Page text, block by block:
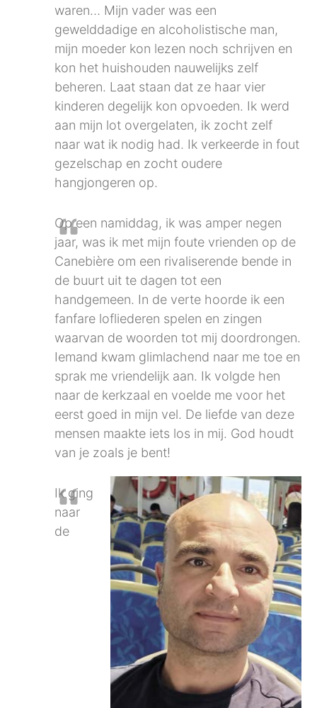
waren… Mijn vader was een
gewelddadige en alcoholistische man,
mijn moeder kon lezen noch schrijven en
kon het huishouden nauwelijks zelf
beheren. Laat staan dat ze haar vier
kinderen degelijk kon opvoeden. Ik werd
aan mijn lot overgelaten, ik zocht zelf
naar wat ik nodig had. Ik verkeerde in fout
gezelschap en zocht oudere
hangjongeren op.
Op een namiddag, ik was amper negen
jaar, was ik met mijn foute vrienden op de
Canebière om een rivaliserende bende in
de buurt uit te dagen tot een
handgemeen. In de verte hoorde ik een
fanfare lofliederen spelen en zingen
waarvan de woorden tot mij doordrongen.
Iemand kwam glimlachend naar me toe en
sprak me vriendelijk aan. Ik volgde hen
naar de kerkzaal en voelde me voor het
eerst goed in mijn vel. De liefde van deze
mensen maakte iets los in mij. God houdt
van je zoals je bent!
Ik ging
naar
de